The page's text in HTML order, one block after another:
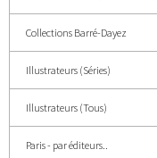
Collections Barré-Dayez
Illustrateurs (Séries)
Illustrateurs (Tous)
Paris - par éditeurs..